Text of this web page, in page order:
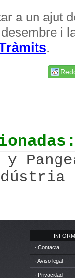
a un ajut
i
.
· Contacta
· Aviso legal
· Privacidad